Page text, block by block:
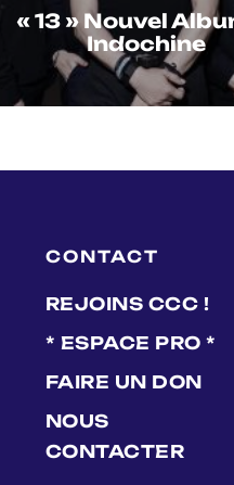
« 13 » Nouvel
Indochine
CONTACT
REJOINS CCC !
* ESPACE PRO *
FAIRE UN DON
NOUS
CONTACTER